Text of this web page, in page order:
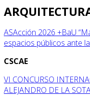
ASAcción 2026 +BaU
espacios públicos ante
CSCAE
VI CONCURSO
ALEJANDRO DE LA